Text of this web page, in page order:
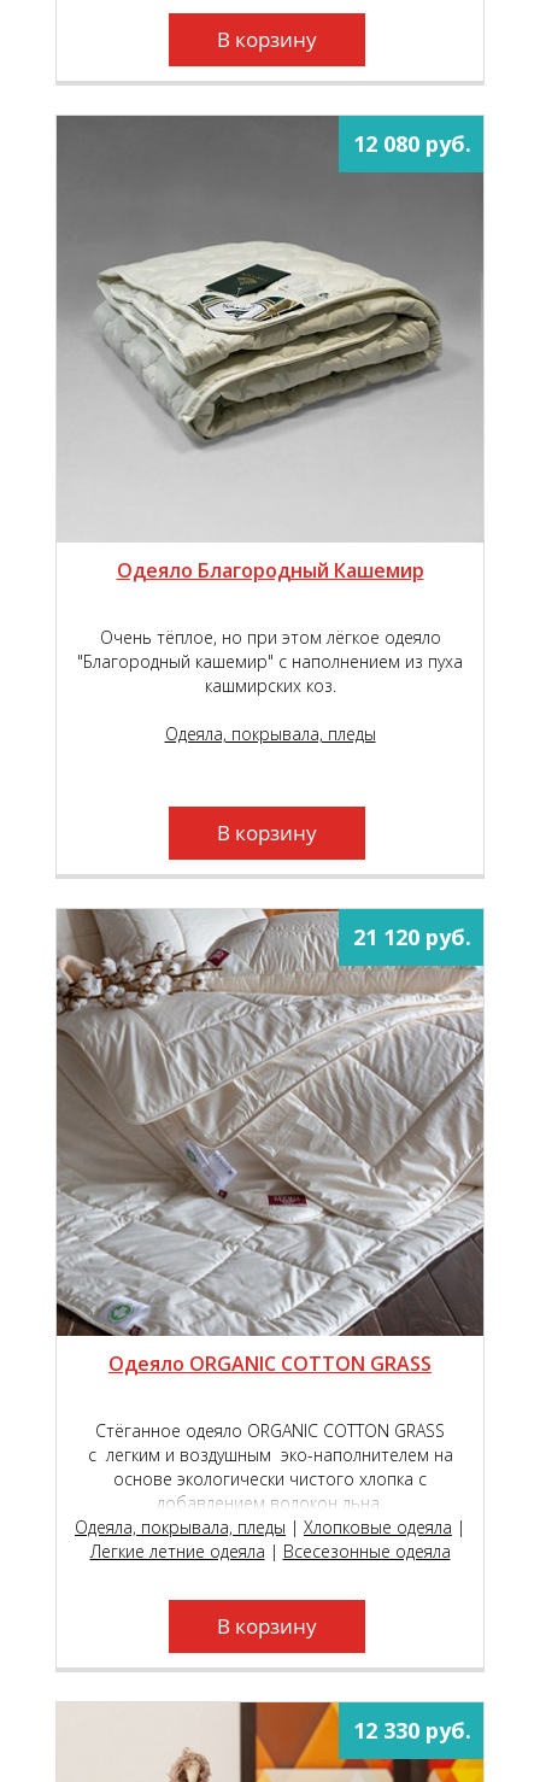
В корзину
12 080 руб.
Одеяло Благородный Кашемир
Очень тёплое, но при этом лёгкое одеяло
"Благородный кашемир" с наполнением из пуха
кашмирских коз.
Одеяла, покрывала, пледы
В корзину
21 120 руб.
Одеяло ORGANIC СOTTON GRASS
Стёганное одеяло ORGANIC COTTON GRASS
c легким и воздушным эко-наполнителем на
основе экологически чистого хлопка с
добавлением волокон льна.
Одеяла, покрывала, пледы | Хлопковые одеяла |
Легкие летние одеяла | Всесезонные одеяла
В корзину
12 330 руб.